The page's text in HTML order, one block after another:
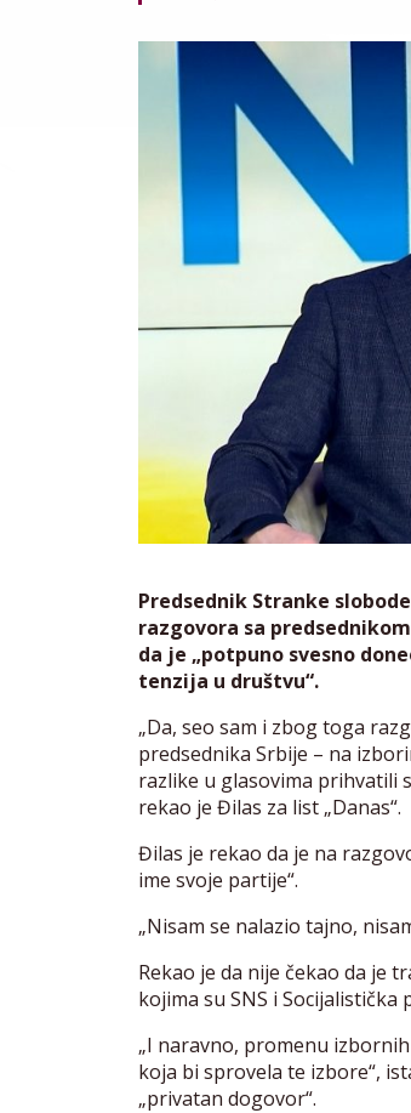
Predsednik Stranke
razgovora sa
da je „potpuno svesno
tenzija u društvu“.
„Da, seo sam i zbog toga
predsednika Srbije – na
razlike u glasovima prihvatili
rekao je Đilas za list „Danas“.
Đilas je rekao da je na
ime svoje partije“.
„Nisam se nalazio tajno,
Rekao je da nije čekao da je
kojima su SNS i Socijalistička
„I naravno, promenu
koja bi sprovela te izbore“,
„privatan dogovor“.